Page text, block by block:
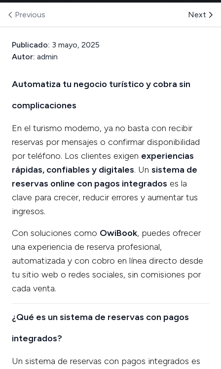
Previous Next
Publicado: 3 mayo, 2025
Autor: admin
Automatiza tu negocio turístico y cobra sin
complicaciones
En el turismo moderno, ya no basta con recibir
reservas por mensajes o confirmar disponibilidad
por teléfono. Los clientes exigen experiencias
rápidas, confiables y digitales. Un sistema de
reservas online con pagos integrados es la
clave para crecer, reducir errores y aumentar tus
ingresos.
Con soluciones como OwiBook, puedes ofrecer
una experiencia de reserva profesional,
automatizada y con cobro en línea directo desde
tu sitio web o redes sociales, sin comisiones por
cada venta.
¿Qué es un sistema de reservas con pagos
integrados?
Un sistema de reservas con pagos integrados es